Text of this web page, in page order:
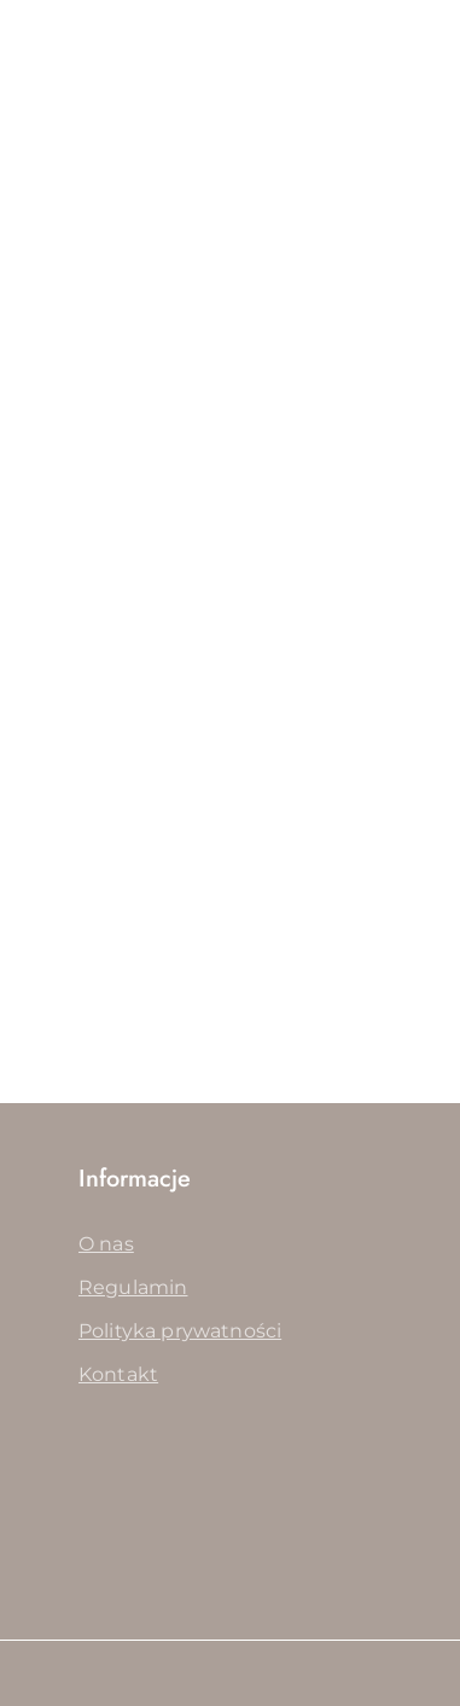
Informacje
O nas
Regulamin
Polityka prywatności
Kontakt